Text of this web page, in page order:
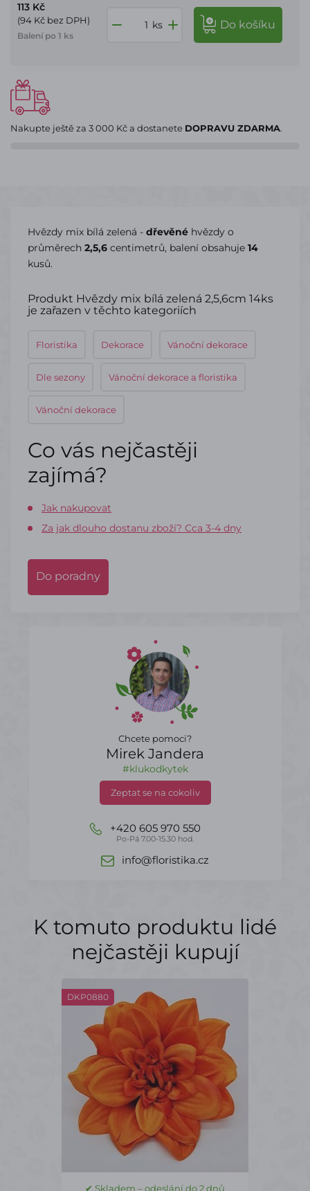
113 Kč
(94 Kč bez DPH)
Balení po 1 ks
ks do košíku
Nakupte ještě za 3 000 Kča dostanete DOPRAVU ZDARMA.
Hvězdy mix bílá zelená - dřevěné hvězdy o
průměrech 2,5,6 centimetrů, balení obsahuje 14
kusů.
Produkt Hvězdy mix bílá zelená 2,5,6cm 14ks
je zařazen v těchto kategoriích
Floristika Dekorace Vánoční dekorace
Dle sezony Vánoční dekorace a floristika
Vánoční dekorace
Co vás nejčastěji
zajímá?
Jak nakupovat
Za jak dlouho dostanu zboží? Cca 3-4 dny
Do poradny
Chcete pomoci?
Mirek Jandera
#klukodkytek
Zeptat se na cokoliv
+420 605 970 550
Po-Pá 7.00-15.30 hod.
info@floristika.cz
K tomuto produktu lidé
nejčastěji kupují
DKP0880
✔ Skladem – odeslání do 2 dnů